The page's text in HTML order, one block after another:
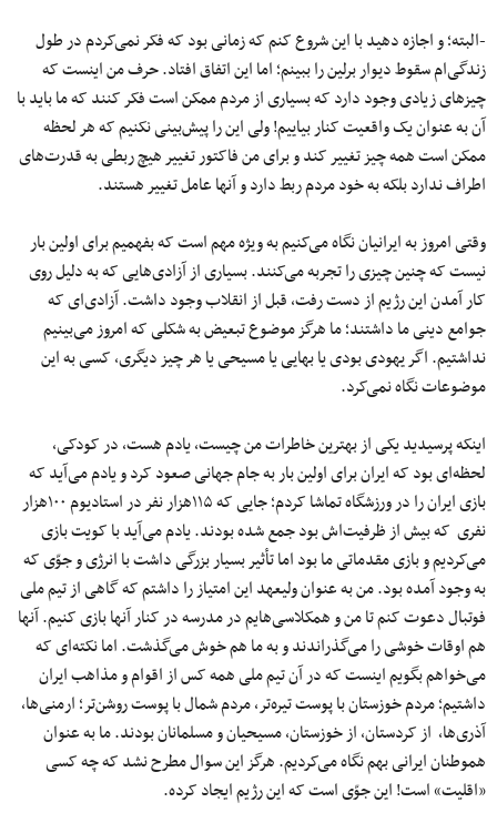
-البته؛ و اجازه دهید با این شروع کنم که زمانی بود که فکر نمی‌کردم در طول
زندگی‌ام سقوط دیوار برلین را ببینم؛ اما این اتفاق افتاد. حرف من اینست که
چیزهای زیادی وجود دارد که بسیاری از مردم ممکن است فکر کنند که ما باید با
آن به عنوان یک واقعیت کنار بیاییم! ولی این را پیش‌بینی نکنیم که هر لحظه
ممکن است همه چیز تغییر کند و برای من فاکتور تغییر هیچ ربطی به قدرت‌های
اطراف ندارد بلکه به خود مردم ربط دارد و آنها عامل تغییر هستند.
وقتی امروز به ایرانیان نگاه می‌کنیم به ویژه مهم است که بفهمیم برای اولین بار
نیست که چنین چیزی را تجربه می‌کنند. بسیاری از آزادی‌هایی که به دلیل روی
کار آمدن این رژیم از دست رفت، قبل از انقلاب وجود داشت. آزادی‌ای که
جوامع دینی ما داشتند؛ ما هرگز موضوع تبعیض به شکلی که امروز می‌بینیم
نداشتیم. اگر یهودی بودی یا بهایی یا مسیحی یا هر چیز دیگری، کسی به این
موضوعات نگاه نمی‌کرد.
اینکه پرسیدید یکی از بهترین خاطرات من چیست، یادم هست، در کودکی،
لحظه‌ای بود که ایران برای اولین بار به جام جهانی صعود کرد و یادم می‌آید که
بازی ایران را در ورزشگاه تماشا کردم؛ جایی که ۱۱۵هزار نفر در استادیوم ۱۰۰هزار
نفری که بیش از ظرفیت‌اش بود جمع شده بودند. یادم می‌آید با کویت بازی
می‌کردیم و بازی مقدماتی ما بود اما تأثیر بسیار بزرگی داشت با انرژی و جوّی که
به وجود آمده بود. من به عنوان ولیعهد این امتیاز را داشتم که گاهی از تیم ملی
فوتبال دعوت کنم تا من و همکلاسی‌هایم در مدرسه در کنار آنها بازی کنیم. آنها
هم اوقات خوشی را می‌گذراندند و به ما هم خوش می‌گذشت. اما نکته‌ای که
می‌خواهم بگویم اینست که در آن تیم ملی همه کس از اقوام و مذاهب ایران
داشتیم؛ مردم خوزستان با پوست تیره‌تر، مردم شمال با پوست روشن‌تر؛‌ ارمنی‌ها،
آذری‌ها، از کردستان، از خوزستان، مسیحیان و مسلمانان بودند. ما به عنوان
هموطنان ایرانی بهم نگاه می‌کردیم. هرگز این سوال مطرح نشد که چه کسی
«اقلیت» است! این جوّی است که این رژیم ایجاد کرده.